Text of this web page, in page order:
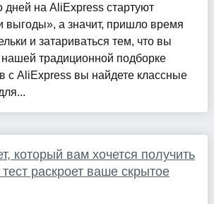
дней на AliExpress стартуют
выгоды», а значит, пришло время
и затариваться тем, что вы
традиционной подборке
с AliExpress вы найдете классные
который вам хочется получить
раскроет ваше скрытое